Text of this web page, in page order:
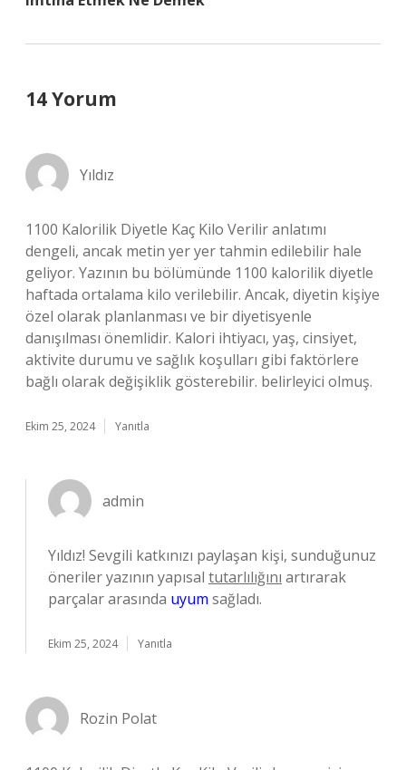
14 Yorum
Yıldız
1100 Kalorilik Diyetle Kaç Kilo Verilir anlatımı
dengeli, ancak metin yer yer tahmin edilebilir hale
geliyor. Yazının bu bölümünde 1100 kalorilik diyetle
haftada ortalama kilo verilebilir. Ancak, diyetin kişiye
özel olarak planlanması ve bir diyetisyenle
danışılması önemlidir. Kalori ihtiyacı, yaş, cinsiyet,
aktivite durumu ve sağlık koşulları gibi faktörlere
bağlı olarak değişiklik gösterebilir. belirleyici olmuş.
Ekim 25, 2024 Yanıtla
admin
Yıldız! Sevgili katkınızı paylaşan kişi, sunduğunuz
öneriler yazının yapısal tutarlılığını artırarak
parçalar arasında uyum sağladı.
Ekim 25, 2024 Yanıtla
Rozin Polat